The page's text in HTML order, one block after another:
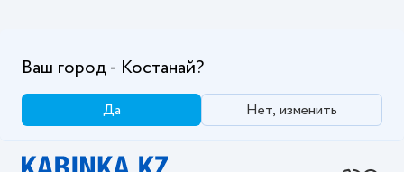
Ваш город - Костанай?
Да Нет, изменить